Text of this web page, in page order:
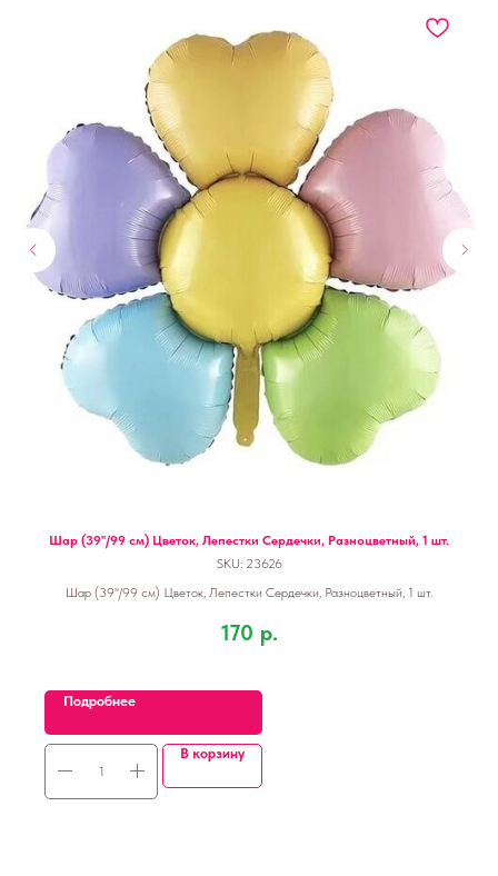
Шар (39''/99 см) Цветок, Лепестки Сердечки, Разноцветный, 1 шт.
SKU: 23626
Шар (39''/99 см) Цветок, Лепестки Сердечки, Разноцветный, 1 шт.
170 р.
Подробнее
В корзину